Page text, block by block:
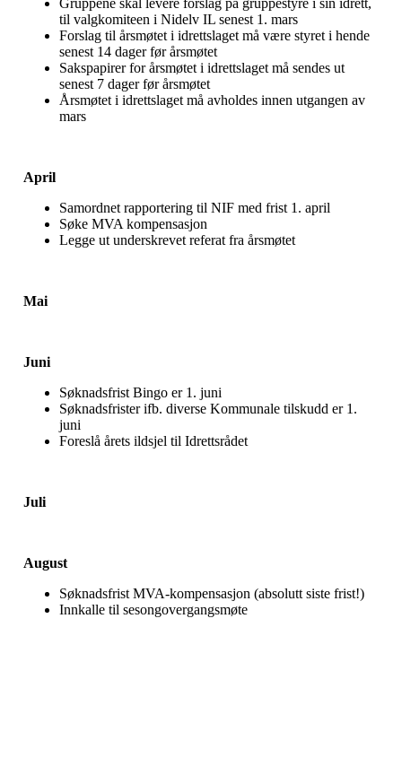
til valgkomiteen i Nidelv IL senest 1. mars
Forslag til årsmøtet i idrettslaget må være styret i hende
senest 14 dager før årsmøtet
Sakspapirer for årsmøtet i idrettslaget må sendes ut
senest 7 dager før årsmøtet
Årsmøtet i idrettslaget må avholdes innen utgangen av
mars
April
Samordnet rapportering til NIF med frist 1. april
Søke MVA kompensasjon
Legge ut underskrevet referat fra årsmøtet
Mai
Juni
Søknadsfrist Bingo er 1. juni
Søknadsfrister ifb. diverse Kommunale tilskudd er 1.
juni
Foreslå årets ildsjel til Idrettsrådet
Juli
August
Søknadsfrist MVA-kompensasjon (absolutt siste frist!)
Innkalle til sesongovergangsmøte